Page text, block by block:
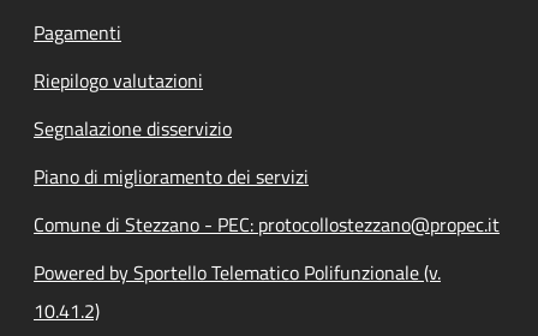
Pagamenti
Riepilogo valutazioni
Segnalazione disservizio
Piano di miglioramento dei servizi
Comune di Stezzano - PEC: protocollostezzano@propec.it
Powered by Sportello Telematico Polifunzionale (v.
10.41.2)